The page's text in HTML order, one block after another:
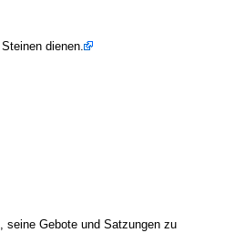
dienen.
seine Gebote und Satzungen zu